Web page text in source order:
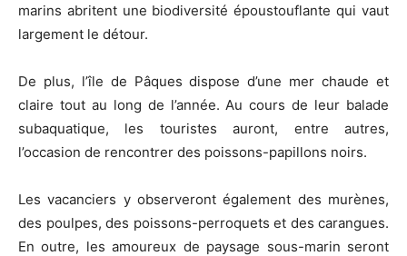
marins abritent une biodiversité époustouflante qui vaut
largement le détour.
De plus, l’île de Pâques dispose d’une mer chaude et
claire tout au long de l’année. Au cours de leur balade
subaquatique, les touristes auront, entre autres,
l’occasion de rencontrer des poissons-papillons noirs.
Les vacanciers y observeront également des murènes,
des poulpes, des poissons-perroquets et des carangues.
En outre, les amoureux de paysage sous-marin seront